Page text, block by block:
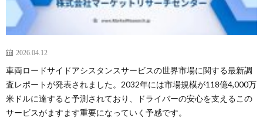
2026.04.12
車両ロードサイドアシスタンスサービスの世界市場に関する最新調
査レポートが発表されました。2032年には市場規模が118億4,000万
米ドルに達すると予測されており、ドライバーの安心を支えるこの
サービスがますます重要になっていく予感です。